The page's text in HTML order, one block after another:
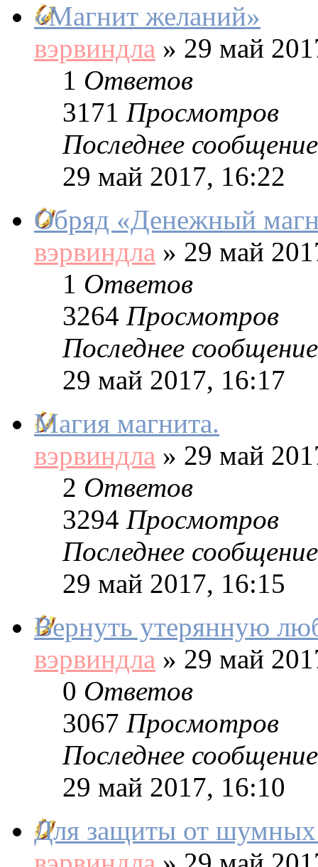
«Магнит желаний»
вэрвиндла » 29 май
1 Ответов
3171 Просмотров
Последнее сообщение
29 май 2017, 16:22
Обряд «Денежный
вэрвиндла » 29 май
1 Ответов
3264 Просмотров
Последнее сообщение
29 май 2017, 16:17
Магия магнита.
вэрвиндла » 29 май
2 Ответов
3294 Просмотров
Последнее сообщение
29 май 2017, 16:15
Вернуть утерянную
вэрвиндла » 29 май
0 Ответов
3067 Просмотров
Последнее сообщение
29 май 2017, 16:10
Для защиты от шумных